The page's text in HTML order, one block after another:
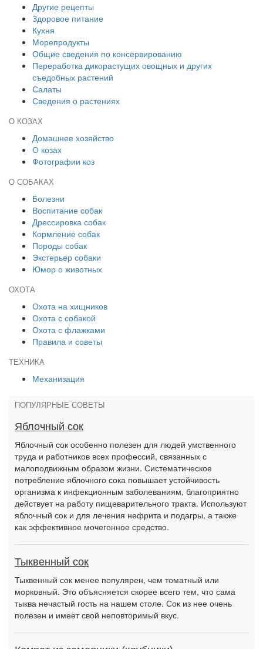
Другие рецепты
Здоровое питание
Кухня
Морепродукты
Общие сведения по консервированию
Переработка дикорастущих овощных и других
съедобных растений
Салаты
Сведения о растениях
О КОЗАХ
Домашнее хозяйство
О козах
Фотографии коз
О СОБАКАХ
Болезни
Воспитание собак
Дрессировка собак
Кормление собак
Породы собак
Экстерьер собаки
Юмор о животных
ОХОТА
Охота на хищников
Охота с собакой
Охота с флажками
Правила и советы
ТЕХНИКА
Механизация
ПОПУЛЯРНЫЕ СОВЕТЫ
Яблочный сок
Яблочный сок особенно полезен для людей умственного
труда и работников всех профессий, связанных с
малоподвижным образом жизни. Систематическое
потребление яблочного сока повышает устойчивость
организма к инфекционным заболеваниям, благоприятно
действует на работу пищеварительного тракта. Используют
яблочный сок и для лечения нефрита и подагры, а также
как эффективное мочегонное средство.
Тыквенный сок
Тыквенный сок менее популярен, чем томатный или
морковный. Это объясняется скорее всего тем, что сама
тыква нечастый гость на нашем столе. Сок из нее очень
полезен и имеет свой неповторимый вкус.